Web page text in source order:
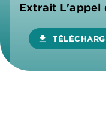
Extrait L'appel
download